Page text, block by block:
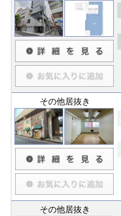
その他居抜き
その他居抜き